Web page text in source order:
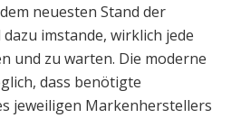
neuesten Stand der
imstande, wirklich jede
und zu warten. Die moderne
dass benötigte
jeweiligen Markenherstellers